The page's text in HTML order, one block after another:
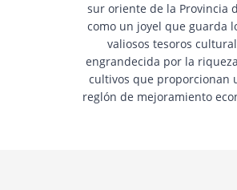
sur oriente de la Provincia
como un joyel que guarda
valiosos tesoros
engrandecida por la
cultivos que proporcionan
reglón de mejoramiento